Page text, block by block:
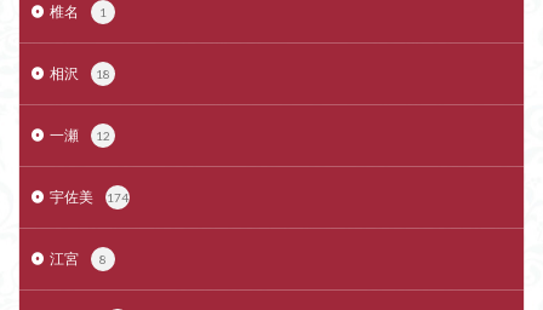
椎名 1
相沢 18
一瀬 12
宇佐美 174
江宮 8